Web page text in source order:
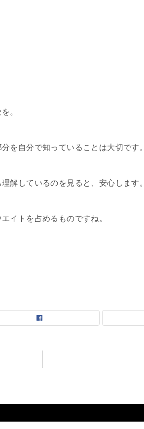
。
を自分で知っていることは大切です。
解しているのを見ると、安心します。
イトを占めるものですね。